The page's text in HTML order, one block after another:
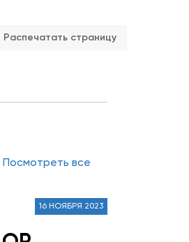
Распечатать страницу
Посмотреть все
16 НОЯБРЯ 2023